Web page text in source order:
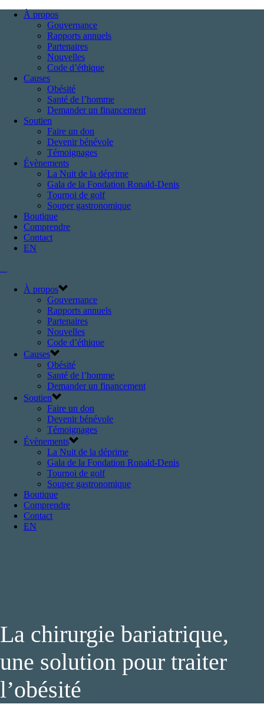
À propos
Gouvernance
Rapports annuels
Partenaires
Nouvelles
Code d’éthique
Causes
Obésité
Santé de l’homme
Demander un financement
Soutien
Faire un don
Devenir bénévole
Témoignages
Évènements
La Nuit de la déprime
Gala de la Fondation Ronald-Denis
Tournoi de golf
Souper gastronomique
Boutique
Comprendre
Contact
EN
À propos
Gouvernance
Rapports annuels
Partenaires
Nouvelles
Code d’éthique
Causes
Obésité
Santé de l’homme
Demander un financement
Soutien
Faire un don
Devenir bénévole
Témoignages
Évènements
La Nuit de la déprime
Gala de la Fondation Ronald-Denis
Tournoi de golf
Souper gastronomique
Boutique
Comprendre
Contact
EN
La chirurgie bariatrique,
une solution pour traiter
l’obésité